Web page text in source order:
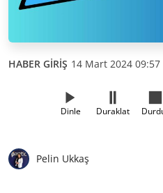
HABER GİRİŞ 14 Mart 2024 09:57
Dinle Duraklat
Pelin Ukkaş